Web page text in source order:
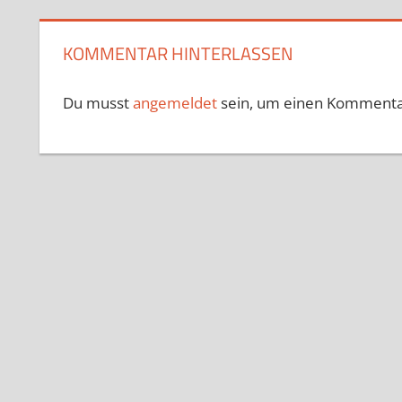
KOMMENTAR HINTERLASSEN
Du musstangemeldetsein, um einen